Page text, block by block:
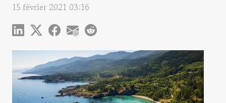
15 février 2021 03:16